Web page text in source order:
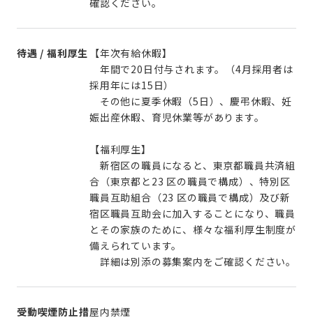
確認ください。
待遇 / 福利厚生 【年次有給休暇】
年間で20日付与されます。（4月採用者は
採用年には15日）
その他に夏季休暇（5日）、慶弔休暇、妊
娠出産休暇、育児休業等があります。
【福利厚生】
新宿区の職員になると、東京都職員共済組
合（東京都と23 区の職員で構成）、特別区
職員互助組合（23 区の職員で構成）及び新
宿区職員互助会に加入することになり、職員
とその家族のために、様々な福利厚生制度が
備えられています。
詳細は別添の募集案内をご確認ください。
受動喫煙防止措屋内禁煙